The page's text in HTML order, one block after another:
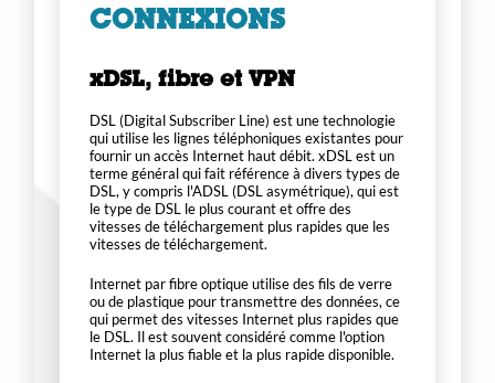
CONNEXIONS
xDSL, fibre et VPN
DSL (Digital Subscriber Line) est une technologie
qui utilise les lignes téléphoniques existantes pour
fournir un accès Internet haut débit. xDSL est un
terme général qui fait référence à divers types de
DSL, y compris l'ADSL (DSL asymétrique), qui est
le type de DSL le plus courant et offre des
vitesses de téléchargement plus rapides que les
vitesses de téléchargement.
Internet par fibre optique utilise des fils de verre
ou de plastique pour transmettre des données, ce
qui permet des vitesses Internet plus rapides que
le DSL. Il est souvent considéré comme l'option
Internet la plus fiable et la plus rapide disponible.